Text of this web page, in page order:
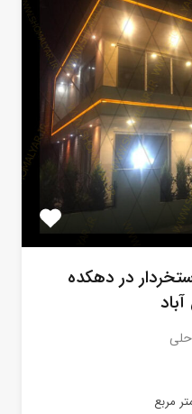
استخردار در دهکده
مربع